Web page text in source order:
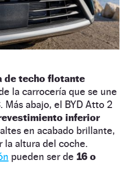
de techo flotante
la carrocería que se une
Más abajo, el BYD Atto 2
inferior
en acabado brillante,
la altura del coche.
pueden ser de 16 o